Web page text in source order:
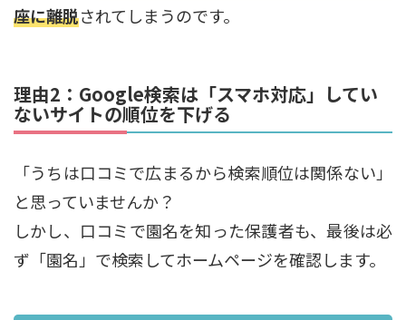
座に離脱されてしまうのです。
理由2：Google検索は「スマホ対応」してい
ないサイトの順位を下げる
「うちは口コミで広まるから検索順位は関係ない」
と思っていませんか？
しかし、口コミで園名を知った保護者も、最後は必
ず「園名」で検索してホームページを確認します。